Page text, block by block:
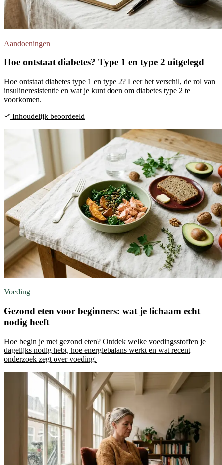
Aandoeningen
Hoe ontstaat diabetes? Type 1 en type 2 uitgelegd
Hoe ontstaat diabetes type 1 en type 2? Leer het verschil, de rol van
insulineresistentie en wat je kunt doen om diabetes type 2 te
voorkomen.
Inhoudelijk beoordeeld
Voeding
Gezond eten voor beginners: wat je lichaam echt
nodig heeft
Hoe begin je met gezond eten? Ontdek welke voedingsstoffen je
dagelijks nodig hebt, hoe energiebalans werkt en wat recent
onderzoek zegt over voeding.